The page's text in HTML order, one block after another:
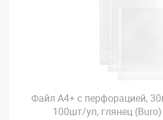
Файл А4+ с перфорацией,
100шт/уп, глянец